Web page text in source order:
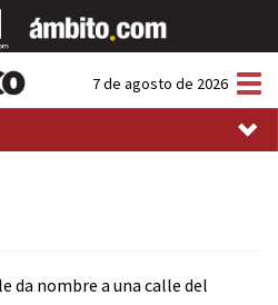
7 de agosto de 2026